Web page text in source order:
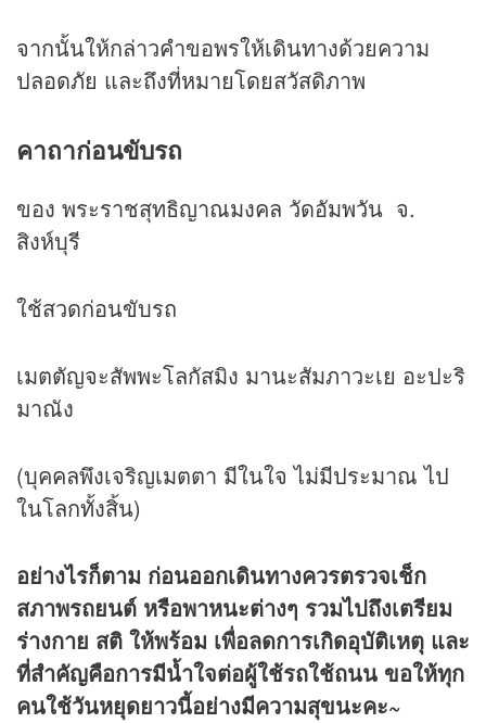
จากนั้นให้กล่าวคำขอพรให้เดินทางด้วยความ
ปลอดภัย และถึงที่หมายโดยสวัสดิภาพ
คาถาก่อนขับรถ
ของ พระราชสุทธิญาณมงคล วัดอัมพวัน จ.
สิงห์บุรี
ใช้สวดก่อนขับรถ
เมตตัญจะสัพพะโลกัสมิง มานะสัมภาวะเย อะปะริ
มาณัง
(บุคคลพึงเจริญเมตตา มีในใจ ไม่มีประมาณ ไป
ในโลกทั้งสิ้น)
อย่างไรก็ตาม ก่อนออกเดินทางควรตรวจเช็ก
สภาพรถยนต์ หรือพาหนะต่างๆ รวมไปถึงเตรียม
ร่างกาย สติ ให้พร้อม เพื่อลดการเกิดอุบัติเหตุ และ
ที่สำคัญคือการมีน้ำใจต่อผู้ใช้รถใช้ถนน ขอให้ทุก
คนใช้วันหยุดยาวนี้อย่างมีความสุขนะคะ~